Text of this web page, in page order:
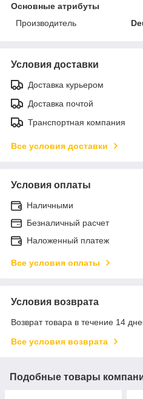
Основные атрибуты
Производитель
Условия доставки
Доставка курьером
Доставка почтой
Транспортная компания
Все условия доставки
Условия оплаты
Наличными
Безналичный расчет
Наложенный платеж
Все условия оплаты
Условия возврата
Возврат товара в течение 14
Все условия возврата
Подобные товары